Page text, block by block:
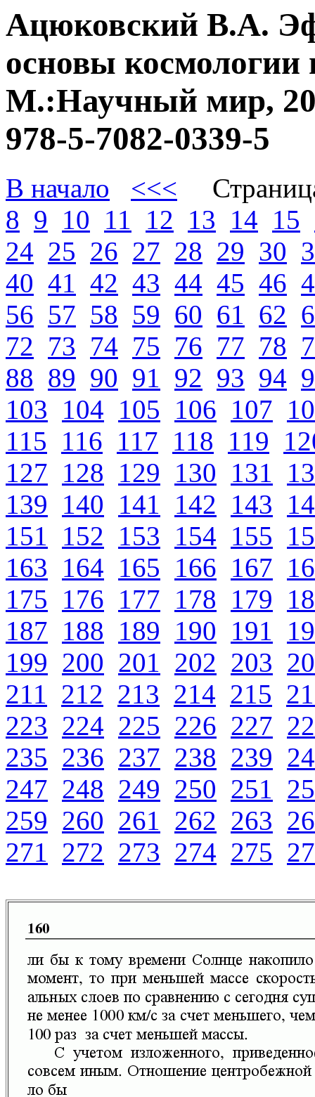
Ацюковский В.А.
основы космологии
М.:Научный мир,
978-5-7082-0339-5
В начало <<<
8 9 10 11 12 13 14 15
24 25 26 27 28 29 30
40 41 42 43 44 45 46
56 57 58 59 60 61 62
72 73 74 75 76 77 78
88 89 90 91 92 93 94
103 104 105 106 107
115 116 117 118 119
127 128 129 130 131
139 140 141 142 143
151
152 153 154 155
163 164 165 166 167
175 176 177 178 179
187 188 189 190 191
199 200 201 202 203
211 212 213 214 215
223 224 225 226 227
235 236 237 238 239
247 248 249 250 251
259 260 261 262 263
271 272 273 274 275